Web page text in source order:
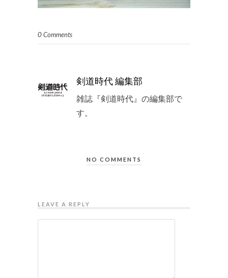
0 Comments
剣道時代 編集部
雑誌『剣道時代』の編集部で
す。
NO COMMENTS
LEAVE A REPLY